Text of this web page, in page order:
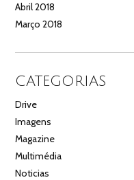
Abril 2018
Março 2018
CATEGORIAS
Drive
Imagens
Magazine
Multimédia
Noticias